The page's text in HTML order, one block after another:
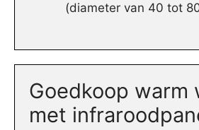
(diameter van 40 tot
Goedkoop warm
met